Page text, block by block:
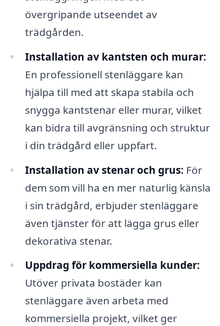
övergripande utseendet av
trädgården.
Installation av kantsten och murar:
En professionell stenläggare kan
hjälpa till med att skapa stabila och
snygga kantstenar eller murar, vilket
kan bidra till avgränsning och struktur
i din trädgård eller uppfart.
Installation av stenar och grus: För
dem som vill ha en mer naturlig känsla
i sin trädgård, erbjuder stenläggare
även tjänster för att lägga grus eller
dekorativa stenar.
Uppdrag för kommersiella kunder:
Utöver privata bostäder kan
stenläggare även arbeta med
kommersiella projekt, vilket ger